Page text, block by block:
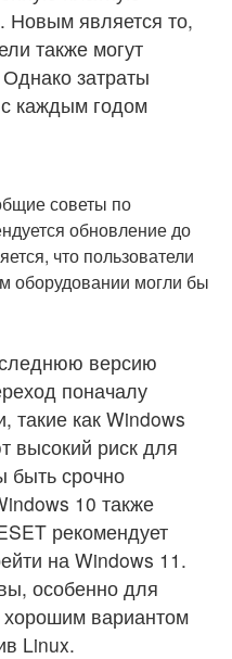
Новым является то,
также могут
Однако затраты
каждым годом
советы по
обновление до
что пользователи
оборудовании могли бы
версию
поначалу
такие как Windows
высокий риск для
быть срочно
10 также
рекомендует
на Windows 11.
особенно для
хорошим вариантом
Linux.